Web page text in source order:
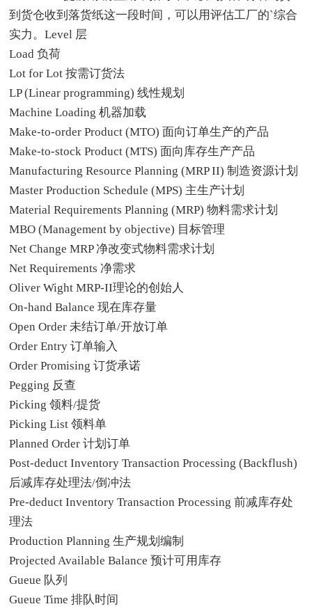
到货仓收到落货纸这一段时间，可以用评估工厂的`综合
实力。Level 层
Load 负荷
Lot for Lot 按需订货法
LP (Linear programming) 线性规划
Machine Loading 机器加载
Make-to-order Product (MTO) 面向订单生产的产品
Make-to-stock Product (MTS) 面向库存生产产品
Manufacturing Resource Planning (MRP II) 制造资源计划
Master Production Schedule (MPS) 主生产计划
Material Requirements Planning (MRP) 物料需求计划
MBO (Management by objective) 目标管理
Net Change MRP 净改变式物料需求计划
Net Requirements 净需求
Oliver Wight MRP-II理论的创始人
On-hand Balance 现在库存量
Open Order 未结订单/开放订单
Order Entry 订单输入
Order Promising 订货承诺
Pegging 反查
Picking 领料/提货
Picking List 领料单
Planned Order 计划订单
Post-deduct Inventory Transaction Processing (Backflush)
后减库存处理法/倒冲法
Pre-deduct Inventory Transaction Processing 前减库存处
理法
Production Planning 生产规划编制
Projected Available Balance 预计可用库存
Gueue 队列
Gueue Time 排队时间